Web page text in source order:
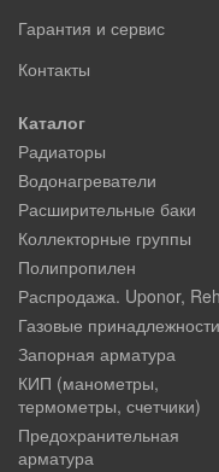
Гарантия и сервис
Контакты
Каталог
Радиаторы
Водонагреватели
Расширительные баки
Коллекторные группы
Полипропилен
Распродажа. Uponor,
Газовые принадлежности
Запорная арматура
КИП (манометры,
термометры, счетчики)
Предохранительная
арматура